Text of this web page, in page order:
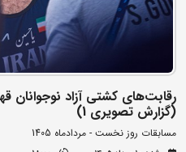
رقابت‌های کشتی آزاد نوجوانان
(گزارش تصویری 1)
مسابقات روز نخست - مردادماه 1405